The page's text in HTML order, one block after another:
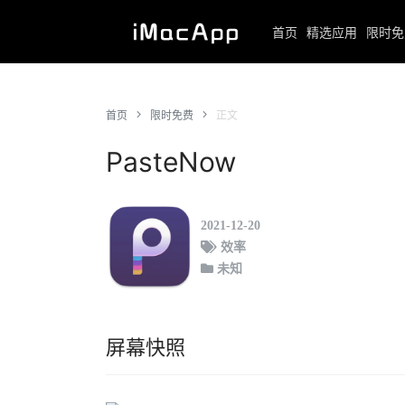
首页 精选应用 限时
首页 限时免费 正文
PasteNow
2021-12-20
效率
未知
屏幕快照